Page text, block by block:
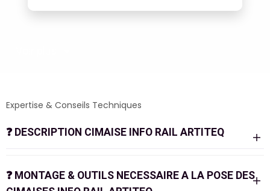
Expertise & Conseils Techniques
❓ DESCRIPTION CIMAISE INFO RAIL ARTITEQ
L' Info Railest la solution de référence pour créer un
affichage mural propre, organisé et modulable. Conçu
❓ MONTAGE & OUTILS NECESSAIRE A LA POSE DES